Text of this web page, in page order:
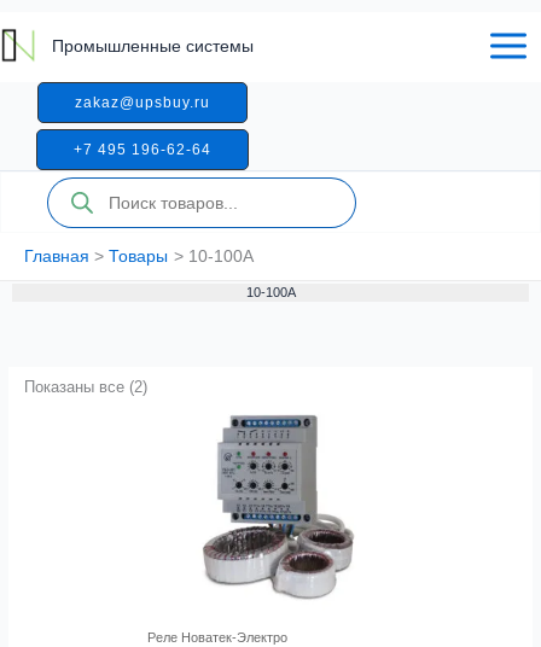
к
содержимому
Промышленные системы
zakaz@upsbuy.ru
+7 495 196-62-64
Поиск
товаров
Главная Товары 10-100А
10-100А
Показаны все (2)
Реле Новатек-Электро